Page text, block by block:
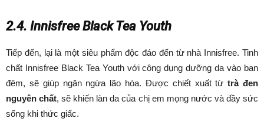
2.4. Innisfree Black Tea Youth
Tiếp đến, lại là một siêu phẩm độc đáo đến từ nhà Innisfree. Tinh
chất Innisfree Black Tea Youth với công dụng dưỡng da vào ban
đêm, sẽ giúp ngăn ngừa lão hóa. Được chiết xuất từtrà đen
nguyên chất, sẽ khiến làn da của chị em mọng nước và đầy sức
sống khi thức giấc.